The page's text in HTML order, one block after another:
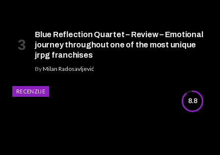
Blue Reflection Quartet – Review – Emotional
journey throughout one of the most unique
jrpg franchises
ByMilan Radosavljević
8.8
RECENZIJE